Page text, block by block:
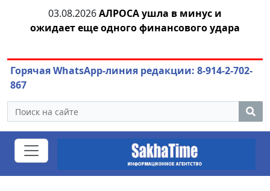
03.08.2026АЛРОСА ушла в минус и
ожидает еще одного финансового удара
Горячая WhatsApp-линия редакции: 8-914-2-702-
867